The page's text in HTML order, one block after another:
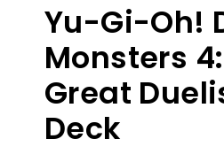
Yu-Gi-Oh!
Monsters
Great
Deck